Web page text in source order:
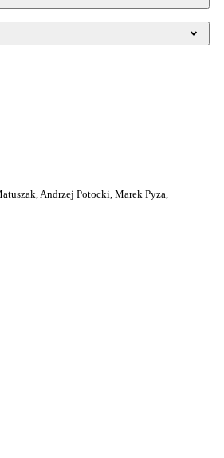
Andrzej Potocki, Marek Pyza,